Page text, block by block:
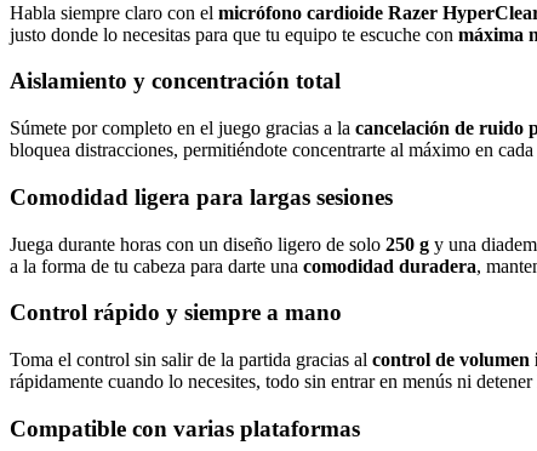
Habla siempre claro con el micrófono cardioide Razer
justo donde lo necesitas para que tu equipo te escuche con máxima
Aislamiento y concentración total
Súmete por completo en el juego gracias a la cancelación de ruido
bloquea distracciones, permitiéndote concentrarte al máximo en
Comodidad ligera para largas sesiones
Juega durante horas con un diseño ligero de solo 250 g y una
a la forma de tu cabeza para darte una comodidad duradera,
Control rápido y siempre a mano
Toma el control sin salir de la partida gracias al control de volumen
rápidamente cuando lo necesites, todo sin entrar en menús ni
Compatible con varias plataformas